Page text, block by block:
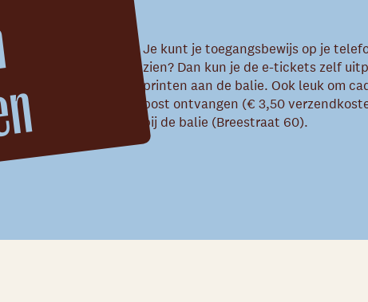
Je kunt je toegangsbewijs op je
zien? Dan kun je de e-tickets zelf
printen aan de balie. Ook leuk om
post ontvangen (€ 3,50
bij de balie (Breestraat 60).